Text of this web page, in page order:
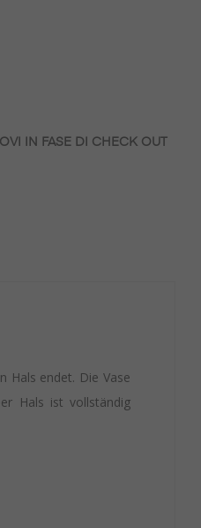
IN FASE DI CHECK OUT
Hals endet. Die Vase
Hals ist vollständig